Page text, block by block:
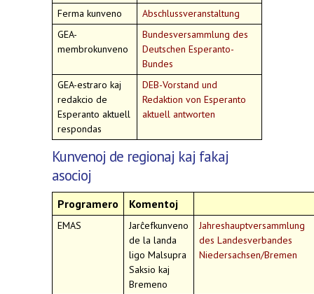
Ferma kunveno
Abschlussveranstaltung
GEA-
membrokunveno
Bundesversammlung des
Deutschen Esperanto-
Bundes
GEA-estraro kaj
redakcio de
Esperanto aktuell
respondas
DEB-Vorstand und
Redaktion von Esperanto
aktuell antworten
Kunvenoj de regionaj kaj fakaj
asocioj
Programero Komentoj
EMAS
Jarĉefkunveno
de la landa
ligo Malsupra
Saksio kaj
Bremeno
Jahreshauptversammlung
des Landesverbandes
Niedersachsen/Bremen